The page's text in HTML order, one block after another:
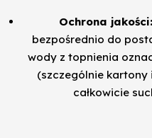
Ochrona jakości:
bezpośrednio do
wody z topnienia
(szczególnie
całkowicie